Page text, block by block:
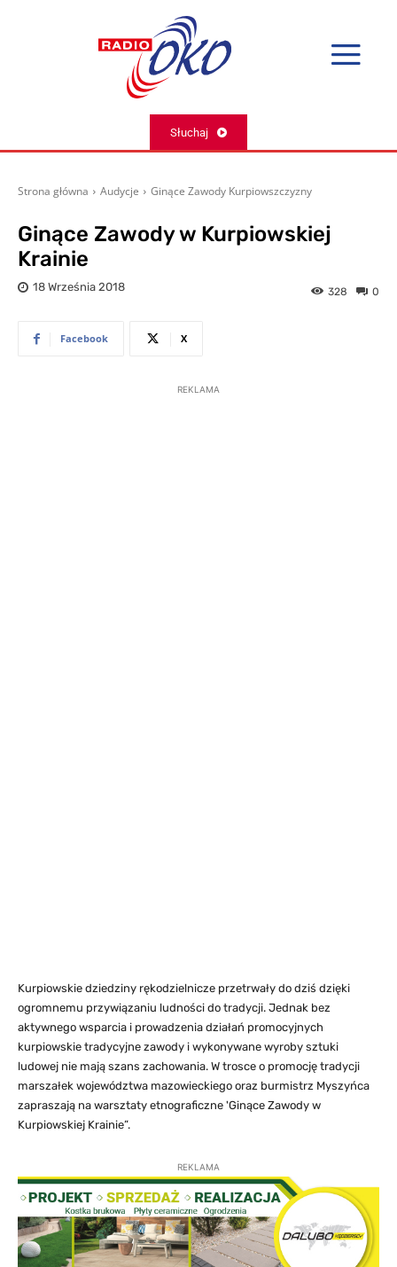
Słuchaj
Strona główna Audycje Ginące Zawody Kurpiowszczyzny
Ginące Zawody w Kurpiowskiej
Krainie
18 Września 2018 0
328
Facebook X
REKLAMA
Kurpiowskie dziedziny rękodzielnicze przetrwały do dziś dzięki
ogromnemu przywiązaniu ludności do tradycji. Jednak bez
aktywnego wsparcia i prowadzenia działań promocyjnych
kurpiowskie tradycyjne zawody i wykonywane wyroby sztuki
ludowej nie mają szans zachowania. W trosce o promocję tradycji
marszałek województwa mazowieckiego oraz burmistrz Myszyńca
zapraszają na warsztaty etnograficzne 'Ginące Zawody w
Kurpiowskiej Krainie”.
REKLAMA